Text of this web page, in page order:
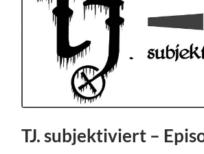
TJ. subjektiviert –